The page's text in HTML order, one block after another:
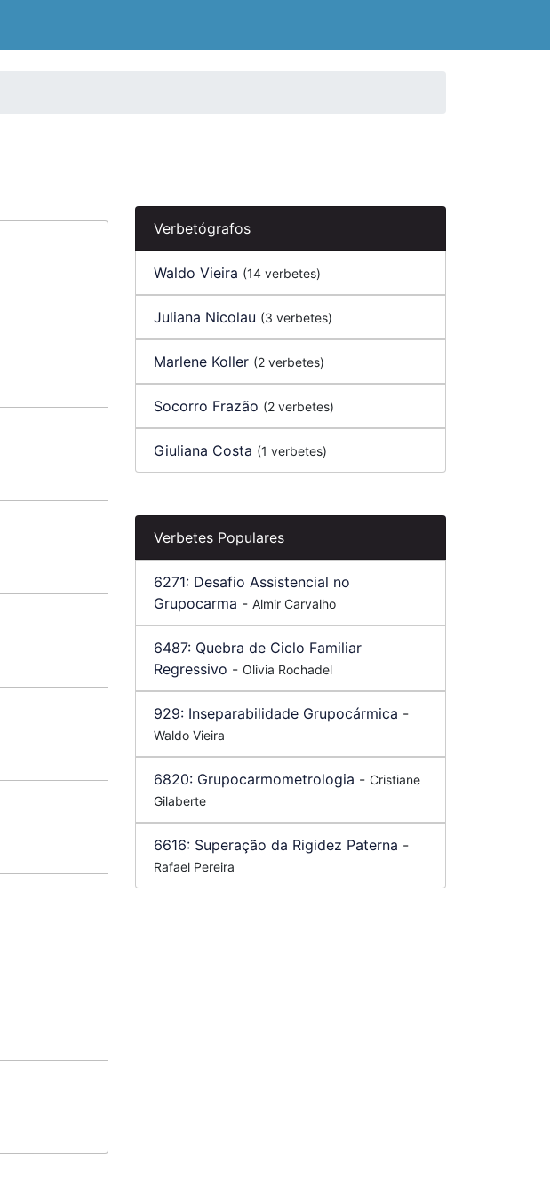
Verbetógrafos
Waldo Vieira (14 verbetes)
Juliana Nicolau (3 verbetes)
Marlene Koller (2 verbetes)
Socorro Frazão (2 verbetes)
Giuliana Costa (1 verbetes)
Verbetes Populares
6271: Desafio Assistencial no
Grupocarma - Almir Carvalho
6487: Quebra de Ciclo Familiar
Regressivo - Olivia Rochadel
929: Inseparabilidade Grupocármica -
Waldo Vieira
6820: Grupocarmometrologia - Cristiane
Gilaberte
6616: Superação da Rigidez Paterna -
Rafael Pereira